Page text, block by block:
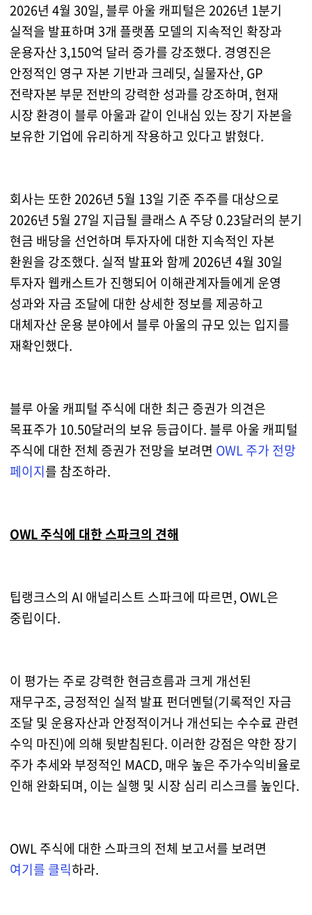
2026년 4월 30일, 블루 아울 캐피털은 2026년 1분기
실적을 발표하며 3개 플랫폼 모델의 지속적인 확장과
운용자산 3,150억 달러 증가를 강조했다. 경영진은
안정적인 영구 자본 기반과 크레딧, 실물자산, GP
전략자본 부문 전반의 강력한 성과를 강조하며, 현재
시장 환경이 블루 아울과 같이 인내심 있는 장기 자본을
보유한 기업에 유리하게 작용하고 있다고 밝혔다.
회사는 또한 2026년 5월 13일 기준 주주를 대상으로
2026년 5월 27일 지급될 클래스 A 주당 0.23달러의 분기
현금 배당을 선언하며 투자자에 대한 지속적인 자본
환원을 강조했다. 실적 발표와 함께 2026년 4월 30일
투자자 웹캐스트가 진행되어 이해관계자들에게 운영
성과와 자금 조달에 대한 상세한 정보를 제공하고
대체자산 운용 분야에서 블루 아울의 규모 있는 입지를
재확인했다.
블루 아울 캐피털 주식에 대한 최근 증권가 의견은
목표주가 10.50달러의 보유 등급이다. 블루 아울 캐피털
주식에 대한 전체 증권가 전망을 보려면 OWL주가 전망
페이지를 참조하라.
OWL 주식에 대한 스파크의 견해
팁랭크스의 AI 애널리스트 스파크에 따르면, OWL은
중립이다.
이 평가는 주로 강력한 현금흐름과 크게 개선된
재무구조, 긍정적인 실적 발표 펀더멘털(기록적인 자금
조달 및 운용자산과 안정적이거나 개선되는 수수료 관련
수익 마진)에 의해 뒷받침된다. 이러한 강점은 약한 장기
주가 추세와 부정적인 MACD, 매우 높은 주가수익비율로
인해 완화되며, 이는 실행 및 시장 심리 리스크를 높인다.
OWL 주식에 대한 스파크의 전체 보고서를 보려면
여기를 클릭하라.